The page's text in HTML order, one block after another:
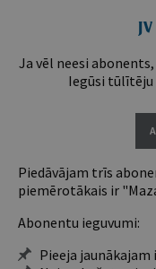
Ja vēl neesi
Iegūsi
Piedāvājam trīs
piemērotākais ir
Abonentu ieguvumi:
Pieeja jaunākajam